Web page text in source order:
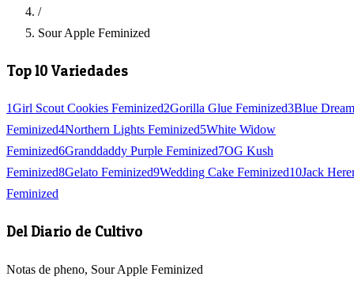
/
Sour Apple Feminized
Top 10 Variedades
1Girl Scout Cookies Feminized2Gorilla Glue Feminized3Blue Dream
Feminized4Northern Lights Feminized5White Widow
Feminized6Granddaddy Purple Feminized7OG Kush
Feminized8Gelato Feminized9Wedding Cake Feminized10Jack
Feminized
Del Diario de Cultivo
Notas de pheno, Sour Apple Feminized